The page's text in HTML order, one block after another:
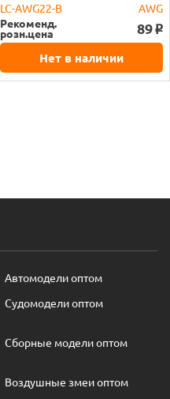
LC-AWG22-B
AWG
Рекоменд.
розн.цена 89 o
Нет в наличии
Автомодели оптом
Судомодели оптом
Сборные модели оптом
Воздушные змеи оптом